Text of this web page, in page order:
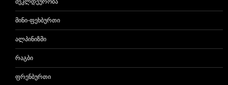
ᲛᲘᲜᲘ-ᲤᲔᲮᲑᲣᲠᲗᲘ
ᲐᲚᲞᲘᲜᲘᲖᲛᲘ
ᲠᲐᲒᲑᲘ
ᲤᲠᲔᲜᲑᲣᲠᲗᲘ